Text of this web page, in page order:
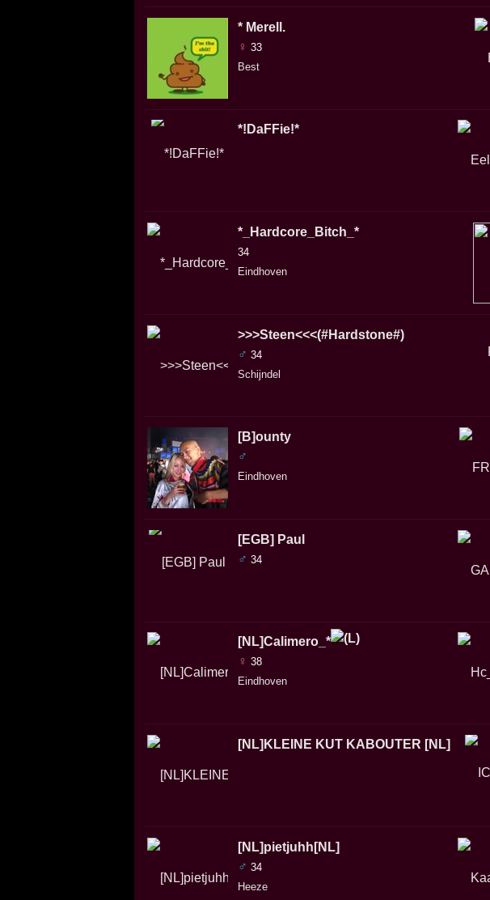
* Merell.
♀ 33
Best
*!DaFFie!*
*_Hardcore_Bitch_*
34
Eindhoven
>>>Steen<<<(#Hardstone#)
♂ 34
Schijndel
[B]ounty
♂
Eindhoven
[EGB] Paul
♂ 34
[NL]Calimero_*
♀ 38
Eindhoven
[NL]KLEINE KUT KABOUTER [NL]
[NL]pietjuhh[NL]
♂ 34
Heeze